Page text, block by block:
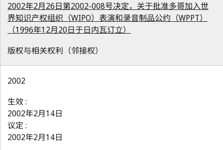
2002年2月26日第2002-008号决定，关于批准多哥加入世
界知识产权组织（WIPO）表演和录音制品公约（WPPT）
（1996年12月20日于日内瓦订立）
版权与相关权利（邻接权）
2002
生效 :
2002年2月14日
议定 :
2002年2月14日